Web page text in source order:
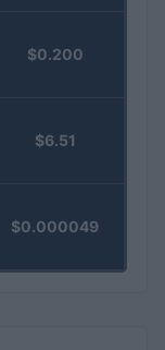
$0.200
$6.51
$0.000049